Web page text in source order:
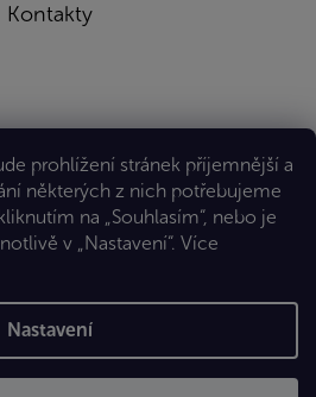
prohlížení stránek příjemnější a
některých z nich potřebujeme
na „Souhlasím“, nebo je
v „Nastavení“. Více
Nastavení
Kontakty
Shoptet Premium
Company, spol. s r.o.. Všechna